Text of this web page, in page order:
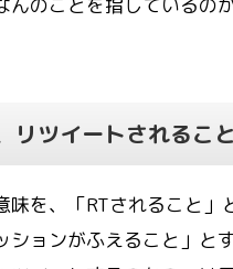
リツイートされるこ
味を、「RTされること」
ションがふえること」と